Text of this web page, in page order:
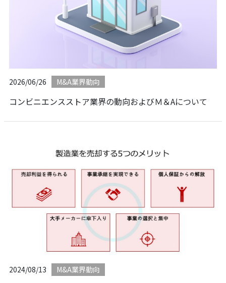
2026/06/26 M&A業界動向
コンビニエンスストア業界の動向およびＭ＆Aについて
2024/08/13 M&A業界動向